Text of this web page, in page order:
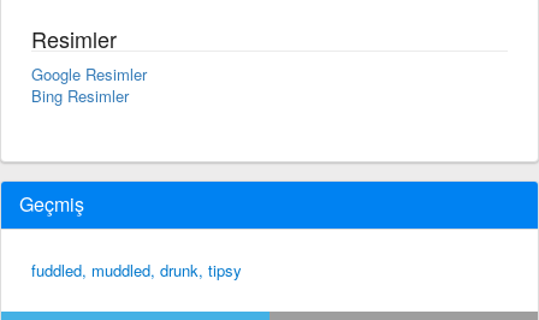
Resimler
Google Resimler
Bing Resimler
Geçmiş
fuddled, muddled, drunk, tipsy